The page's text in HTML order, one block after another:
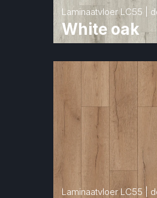
Laminaatvloer LC55 |
White oak
Laminaatvloer LC55 |